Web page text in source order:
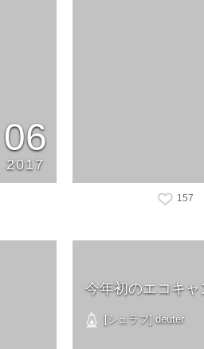
06
2017
157
今年初のエコキャ
[シュラフ] deuter